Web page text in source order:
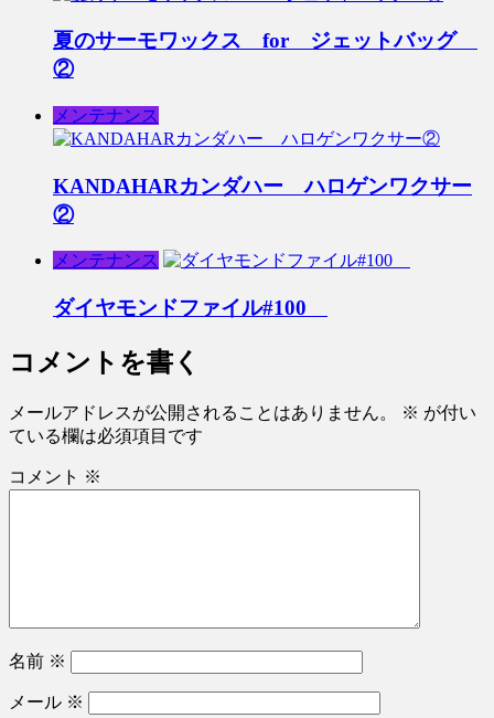
夏のサーモワックス for ジェットバッグ
②
メンテナンス
KANDAHARカンダハー ハロゲンワクサー
②
メンテナンス
ダイヤモンドファイル#100
コメントを書く
メールアドレスが公開されることはありません。 ※ が付い
ている欄は必須項目です
コメント ※
名前 ※
メール ※